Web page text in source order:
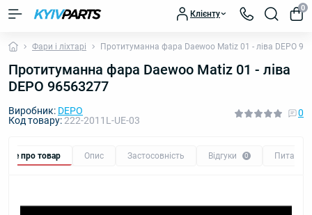
Клієнту
0
Фари і ліхтарі Протитуманна фара Daewoo Matiz 01 - ліва DEPO
Протитуманна фара Daewoo Matiz 01 - ліва
DEPO 96563277
Виробник: DEPO
Код товару:222-2011L-UE-03
0
Все про товар Опис Застосовність Відгуки 0 Питання